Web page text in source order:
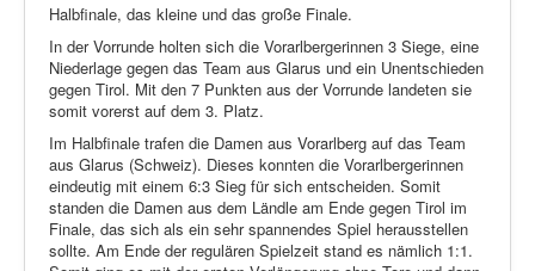
Halbfinale, das kleine und das große Finale.
In der Vorrunde holten sich die Vorarlbergerinnen 3 Siege, eine
Niederlage gegen das Team aus Glarus und ein Unentschieden
gegen Tirol. Mit den 7 Punkten aus der Vorrunde landeten sie
somit vorerst auf dem 3. Platz.
Im Halbfinale trafen die Damen aus Vorarlberg auf das Team
aus Glarus (Schweiz). Dieses konnten die Vorarlbergerinnen
eindeutig mit einem 6:3 Sieg für sich entscheiden. Somit
standen die Damen aus dem Ländle am Ende gegen Tirol im
Finale, das sich als ein sehr spannendes Spiel herausstellen
sollte. Am Ende der regulären Spielzeit stand es nämlich 1:1.